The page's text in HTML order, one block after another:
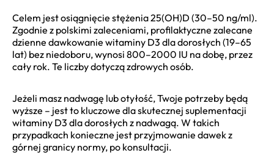
Celem jest osiągnięcie stężenia 25(OH)D (30–50 ng/ml).
Zgodnie z polskimi zaleceniami, profilaktyczne zalecane
dzienne dawkowanie witaminy D3 dla dorosłych (19–65
lat) bez niedoboru, wynosi 800–2000 IU na dobę, przez
cały rok. Te liczby dotyczą zdrowych osób.
Jeżeli masz nadwagę lub otyłość, Twoje potrzeby będą
wyższe – jest to kluczowe dla skutecznej suplementacji
witaminy D3 dla dorosłych z nadwagą. W takich
przypadkach konieczne jest przyjmowanie dawek z
górnej granicy normy, po konsultacji.